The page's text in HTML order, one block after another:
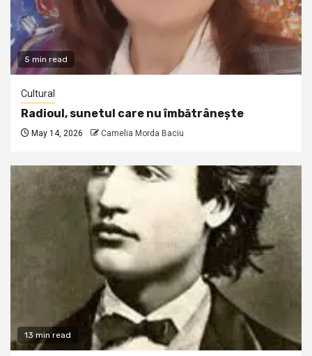
5 min read
Cultural
Radioul, sunetul care nu îmbătrânește
May 14, 2026 Camelia Morda Baciu
13 min read